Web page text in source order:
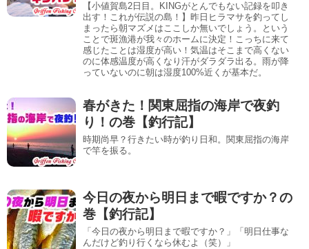
【小値賀島2日目。KINGがとんでもない記録を叩き
出す！これが伝説の島！】昨日ヒラマサを釣ってし
まったら朝マズメはここしか無いでしょう。という
ことで斑漁港が我々のホームに決定！こっちに来て
感じたことは湿度が高い！気温はそこまで高くない
のに体感温度が高くなり汗がダラダラ出る。雨が降
っていないのに朝は湿度100%近くが基本だ。
春がきた！関東屈指の海岸で夜釣
り！の巻【釣行記】
時期尚早？行きたい時が釣り日和。関東屈指の海岸
で竿を振る。
今日の夜から明日まで暇ですか？の
巻【釣行記】
「今日の夜から明日まで暇ですか？」「明日仕事な
んだけど釣り行くなら休むよ（笑）」